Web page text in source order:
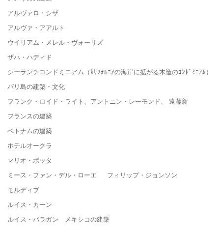
アルヴァロ・シザ
アルヴァ・アアルト
ウイリアム・メレル・ヴォーリズ
ザハ・ハディド
シーランチコンドミニアム（ｶﾘﾌｫﾙﾆｱの海岸に拡がる木造のｺﾝﾄﾞﾐﾆｱﾑ）
バリ島の建築・文化
フランク・ロイド・ライト、アントニン・レーモンド、 遠藤新
フランスの建築
ベトナムの建築
ホテルオークラ
マリオ・ボッタ
ミース・ファン・デル・ローエ フィリップ・ジョンソン
モルディブ
ルイス・カーン
ルイス・バラガン メキシコの建築